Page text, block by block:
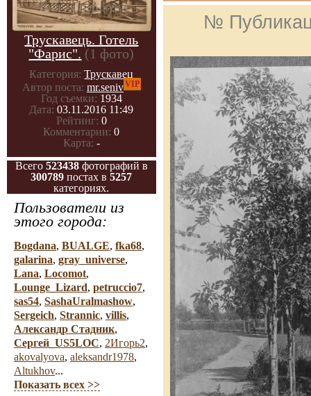
Трускавець. Готель
"Фарис". (1 фото)
Категория: Трускавец
Автор поста: mr.senivVIP
Год съемки: 1934
Дата: 03.11.2016 11:49
Рейтинг: 0
Комментарии: 0
Карта: -
Всего 523438 фотографий в
300789 постах в5257
категориях.
Пользователи из
этого города:
Bogdana, BUALGE, fka68,
galarina, gray_universe,
Lana, Locomot,
Lounge_Lizard, petruccio7,
sas54, SashaUralmashow,
Sergeich, Strannic, villis,
Александр Стадник,
Сергей_US5LOC, 2Игорь2,
akovalyova, aleksandr1978,
Altukhov...
Показать всех >>
№